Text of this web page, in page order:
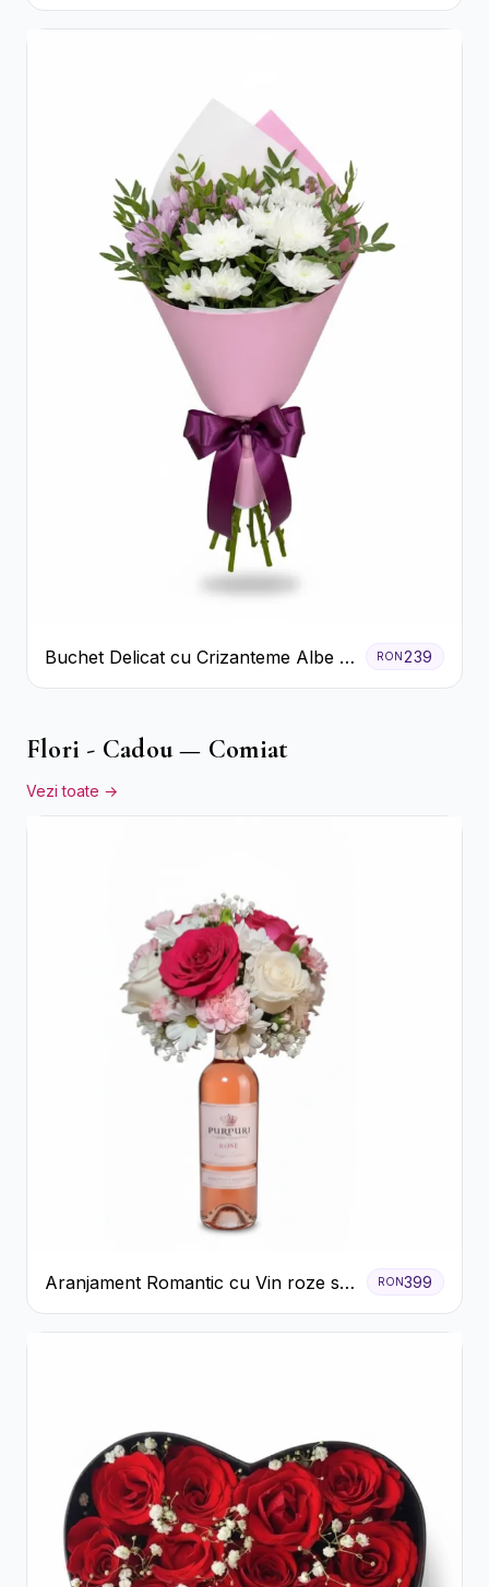
Buchet Delicat cu Crizanteme Albe și
Mov
RON239
Flori - Cadou — Comiat
Vezi toate →
Aranjament Romantic cu Vin roze si
Flori pastel
RON399